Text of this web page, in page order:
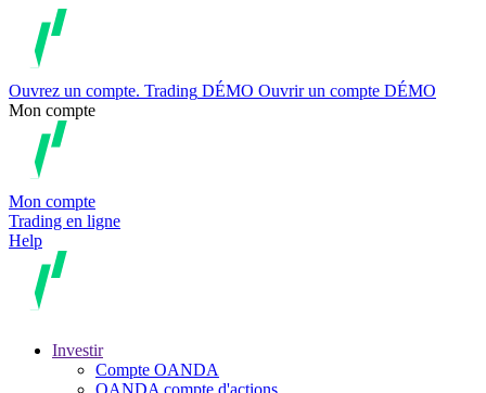
Ouvrez un compte. Trading DÉMO Ouvrir un compte DÉMO
Mon compte
Mon compte
Trading en ligne
Help
Investir
Compte OANDA
OANDA compte d'actions